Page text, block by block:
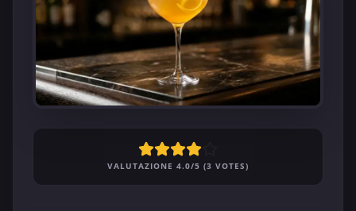
VALUTAZIONE 4.0/5 (3 VOTES)